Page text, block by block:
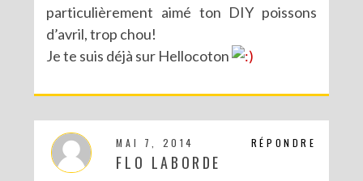
particulièrement aimé ton DIY poissons
d’avril, trop chou!
Je te suis déjà sur Hellocoton
RÉPONDRE
MAI 7, 2014
FLO LABORDE